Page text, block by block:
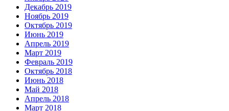
Декабрь 2019
Ноябрь 2019
Октябрь 2019
Июнь 2019
Апрель 2019
Март 2019
Февраль 2019
Октябрь 2018
Июнь 2018
Май 2018
Апрель 2018
Март 2018